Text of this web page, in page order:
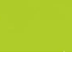
problemas
a